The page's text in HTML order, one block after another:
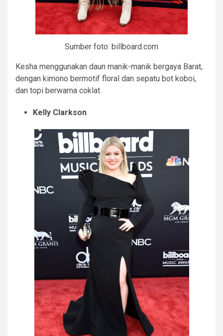
Sumber foto: billboard.com
Kesha menggunakan daun manik-manik bergaya Barat,
dengan kimono bermotif floral dan sepatu bot koboi,
dan topi berwarna coklat.
Kelly Clarkson